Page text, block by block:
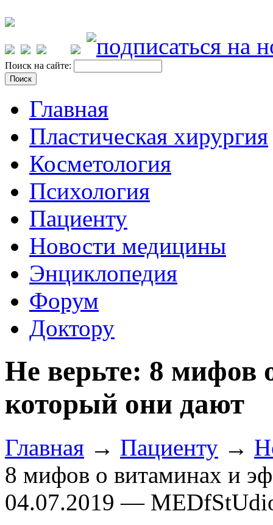
Поиск на сайте:
Главная
Пластическая хирургия
Косметология
Психология
Пациенту
Новости медицины
Энциклопедия
Форум
Доктору
Не верьте: 8 мифов
который они дают
Главная → Пациенту →
8 мифов о витаминах и
04.07.2019 —